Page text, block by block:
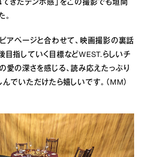
てきたテンポ感」をこの撮影でも垣間
。
ビアページと合わせて、映画撮影の裏話
目指していく目標などWEST.らしいチ
愛の深さを感じる、読み応えたっぷり
でいただけたら嬉しいです。（MM）